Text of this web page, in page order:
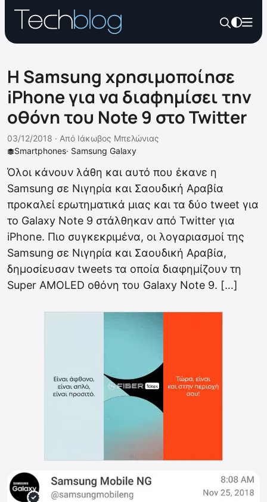
Η Samsung χρησιμοποίησε
iPhone για να διαφημίσει την
οθόνη του Note 9 στο Twitter
Smartphones· Samsung Galaxy
03/12/2018 · Από Ιάκωβος Μπελώνιας
Όλοι κάνουν λάθη και αυτό που έκανε η
Samsung σε Νιγηρία και Σαουδική Αραβία
προκαλεί ερωτηματικά μιας και τα δύο tweet για
το Galaxy Note 9 στάλθηκαν από Twitter για
iPhone. Πιο συγκεκριμένα, οι λογαριασμοί της
Samsung σε Νιγηρία και Σαουδική Αραβία,
δημοσίευσαν tweets τα οποία διαφημίζουν τη
Super AMOLED οθόνη του Galaxy Note 9. […]